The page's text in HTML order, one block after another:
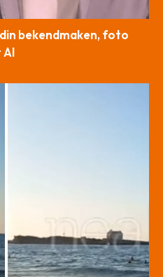
bekendmaken, foto
AI